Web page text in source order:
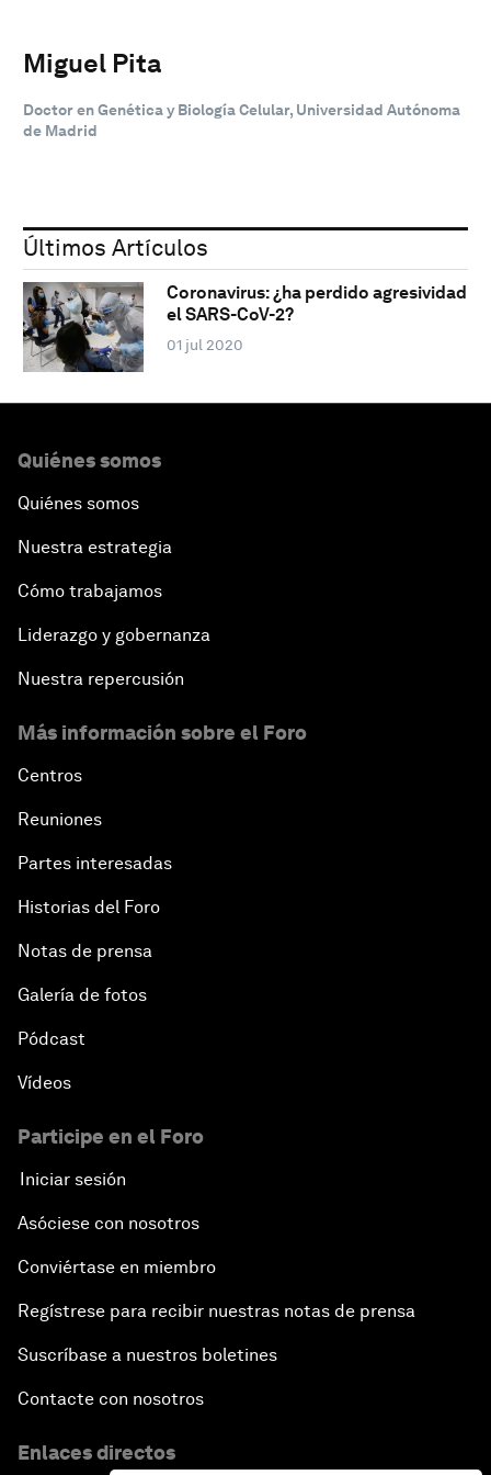
Miguel Pita
Doctor en Genética y Biología Celular, Universidad Autónoma
de Madrid
Últimos Artículos
Coronavirus: ¿ha perdido agresividad
el SARS-CoV-2?
01 jul 2020
Quiénes somos
Quiénes somos
Nuestra estrategia
Cómo trabajamos
Liderazgo y gobernanza
Nuestra repercusión
Más información sobre el Foro
Centros
Reuniones
Partes interesadas
Historias del Foro
Notas de prensa
Galería de fotos
Pódcast
Vídeos
Participe en el Foro
Iniciar sesión
Asóciese con nosotros
Conviértase en miembro
Regístrese para recibir nuestras notas de prensa
Suscríbase a nuestros boletines
Contacte con nosotros
Enlaces directos